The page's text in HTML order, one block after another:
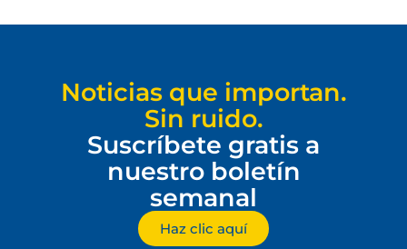
Noticias que importan.
Sin ruido.
Suscríbete gratis a
nuestro boletín
semanal
Haz clic aquí